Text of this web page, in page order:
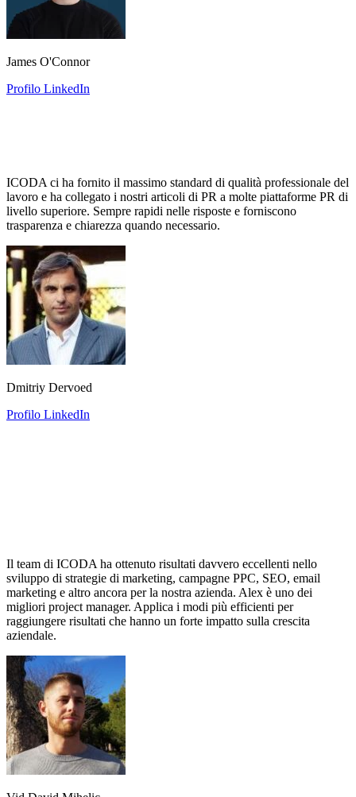
James O'Connor
Profilo LinkedIn
ICODA ci ha fornito il massimo standard di qualità professionale del
lavoro e ha collegato i nostri articoli di PR a molte piattaforme PR di
livello superiore. Sempre rapidi nelle risposte e forniscono
trasparenza e chiarezza quando necessario.
Dmitriy Dervoed
Profilo LinkedIn
Il team di ICODA ha ottenuto risultati davvero eccellenti nello
sviluppo di strategie di marketing, campagne PPC, SEO, email
marketing e altro ancora per la nostra azienda. Alex è uno dei
migliori project manager. Applica i modi più efficienti per
raggiungere risultati che hanno un forte impatto sulla crescita
aziendale.